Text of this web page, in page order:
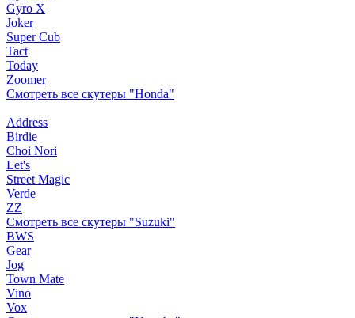
Gyro X
Joker
Super Cub
Tact
Today
Zoomer
Смотреть все скутеры "Honda"
Address
Birdie
Choi Nori
Let's
Street Magic
Verde
ZZ
Смотреть все скутеры "Suzuki"
BWS
Gear
Jog
Town Mate
Vino
Vox